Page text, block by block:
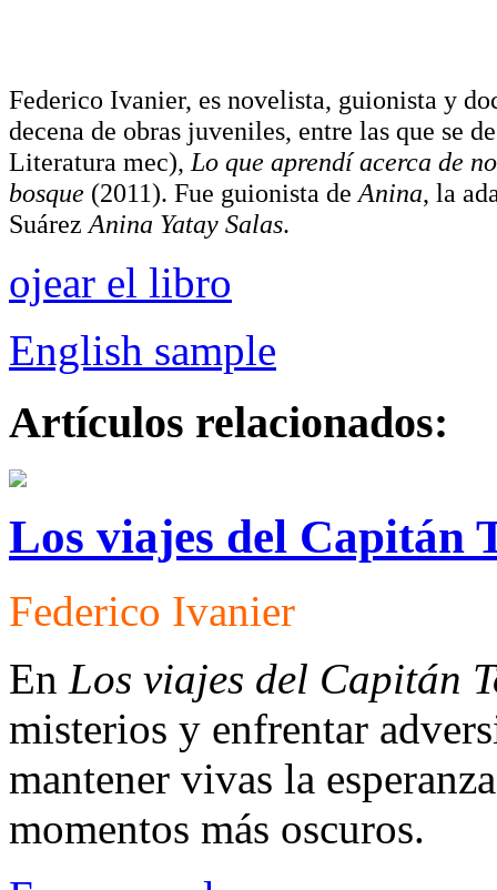
Federico Ivanier, es novelista, guionista y
decena de obras juveniles, entre las que se
Literatura mec), Lo que aprendí acerca de
bosque (2011). Fue guionista de Anina, la
Suárez Anina Yatay Salas.
ojear el libro
English sample
Artículos relacionados:
Los viajes del Capitán
Federico Ivanier
En Los viajes del Capitán
misterios y enfrentar
mantener vivas la
momentos más oscuros.